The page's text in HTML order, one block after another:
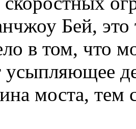
Бей, это
в том, что
усыпляющее
моста, тем